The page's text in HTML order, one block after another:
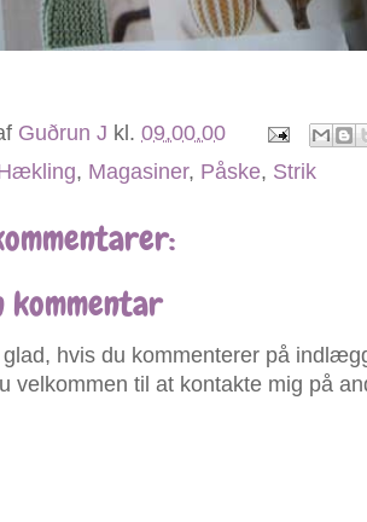
Guðrun J kl. 09.00.00
, Magasiner, Påske, Strik
kommentar
hvis du kommenterer på
velkommen til at kontakte mig på